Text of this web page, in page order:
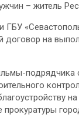
– житель
ГБУ
договор на
подрядчика